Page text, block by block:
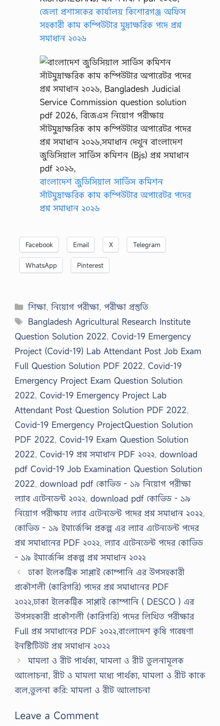
জেলা প্রশাসকের কার্যালয় কিশোরগঞ্জ অফিস
সহকারী কাম কম্পিউটার মুদ্রাক্ষরিক পদে প্রশ্ন
সমাধান ২০২৬
বাংলাদেশ জুডিসিয়াল সার্ভিস কমিশন
সাঁটমুদ্রাক্ষরিক কাম কম্পিউটার অপারেটর পদের
প্রশ্ন সমাধান ২০২৬
Facebook Email X Telegram
WhatsApp Pinterest
Categories
শিক্ষা,নিয়োগ পরীক্ষা,পরীক্ষা প্রস্তুতি
Tags
Bangladesh Agricultural Research Institute
Question Solution 2022, Covid-19 Emergency
Project (Covid-19) Lab Attendant Post Job Exam
Full Question Solution PDF 2022, Covid-19
Emergency Project Exam Question Solution
2022, Covid-19 Emergency Project Lab
Attendant Post Question Solution PDF 2022,
Covid-19 Emergency ProjectQuestion Solution
PDF 2022, Covid-19 Exam Question Solution
2022, Covid-19 প্রশ্ন সমাধান PDF ২০২২, download
pdf Covid-19 Job Examination Question Solution
2022, download pdf কোভিড - ১৯ নিয়োগ পরীক্ষা
ল্যাব এটেনডেন্ট ২০২২, download pdf কোভিড - ১৯
নিয়োগ পরীক্ষায ল্যাব এটেনডেন্ট পদের প্রশ্ন সমাধান ২০২২,
কোভিড - ১৯ ইমার্জেন্সি প্রকল্প এর ল্যাব এটেনডেন্ট পদের
প্রশ্ন সমাধানের PDF ২০২২,ল্যাব এটেনডেন্ট পদের কোভিড
- ১৯ ইমার্জেন্সি প্রকল্প প্রশ্ন সমাধান ২০২২
ঢাকা ইলেকট্রিক সাপ্লাই কোম্পানি এর উপসহকারী
প্রকৌশলী (কারিগরি) পদের প্রশ্ন সমাধানের PDF
২০২২,ঢাকা ইলেকট্রিক সাপ্লাই কোম্পানি ( DESCO ) এর
উপসহকারী প্রকৌশলী (কারিগরি) পদের লিখিত পরীক্ষার
Full প্রশ্ন সমাধানের PDF ২০২২,বাংলাদেশ কৃষি গবেষণা
ইনস্টিটিউট প্রশ্ন সমাধান ২০২২
মামলা ও রীট পার্থক্য, মামলা ও রীট তুলনামূলক
আলোচনা, রীট ও মামলা মধ্যে পার্থক্য, মামলা ও রীট কাকে
বলে,তুলনা করি: মামলা ও রীট আলোচনা
Leave a Comment